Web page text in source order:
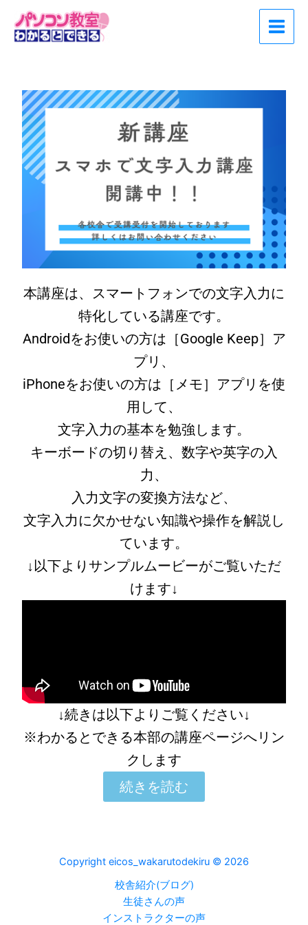
Main
Menu
本講座は、スマートフォンでの文字入力に
特化している講座です。
Androidをお使いの方は［Google Keep］ア
プリ、
iPhoneをお使いの方は［メモ］アプリを使
用して、
文字入力の基本を勉強します。
キーボードの切り替え、数字や英字の入
力、
入力文字の変換方法など、
文字入力に欠かせない知識や操作を解説し
ています。
↓以下よりサンプルムービーがご覧いただ
けます↓
↓続きは以下よりご覧ください↓
※わかるとできる本部の講座ページへリン
クします
続きを読む
Copyright eicos_wakarutodekiru © 2026
校舎紹介(ブログ)
生徒さんの声
インストラクターの声